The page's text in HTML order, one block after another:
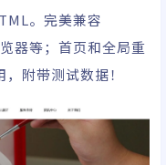
。完美兼容
器等；首页和全局重
附带测试数据！